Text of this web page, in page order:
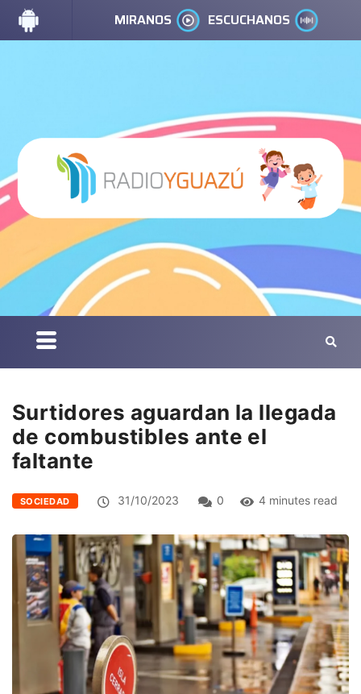
MIRANOS ESCUCHANOS
Surtidores aguardan la llegada
de combustibles ante el
faltante
SOCIEDAD 31/10/2023 0 4 minutes read